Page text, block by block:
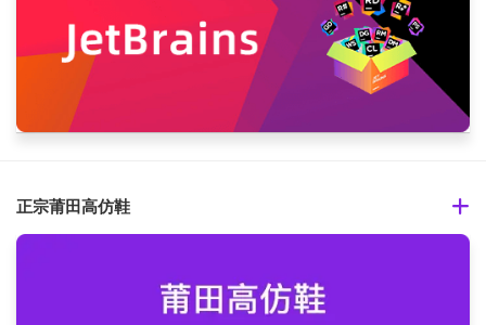
正宗莆田高仿鞋